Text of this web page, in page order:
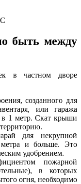
быть между
в частном дворе
созданного для
или гаража
в 1 метр. Скат крыши
для некрупной
и больше. Это
удобрением.
пожарной
в которых
огня, необходимо